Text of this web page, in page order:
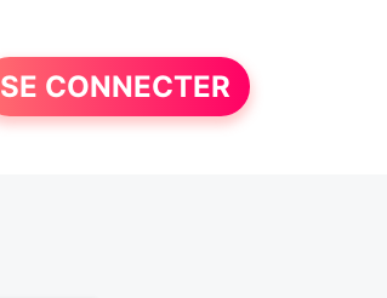
SE CONNECTER